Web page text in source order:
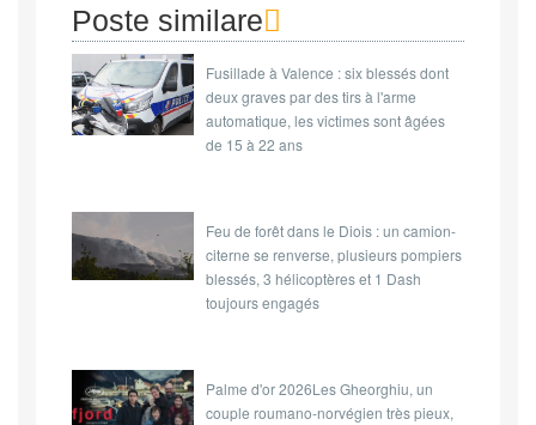
Poste similare
Fusillade à Valence : six blessés dont
deux graves par des tirs à l'arme
automatique, les victimes sont âgées
de 15 à 22 ans
Feu de forêt dans le Diois : un camion-
citerne se renverse, plusieurs pompiers
blessés, 3 hélicoptères et 1 Dash
toujours engagés
Palme d'or 2026Les Gheorghiu, un
couple roumano-norvégien très pieux,